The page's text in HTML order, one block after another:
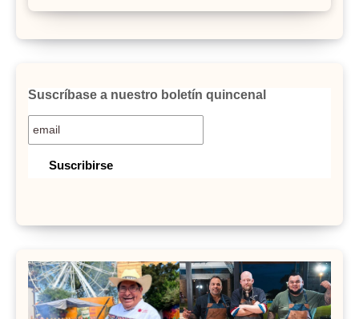
Suscríbase a nuestro boletín quincenal